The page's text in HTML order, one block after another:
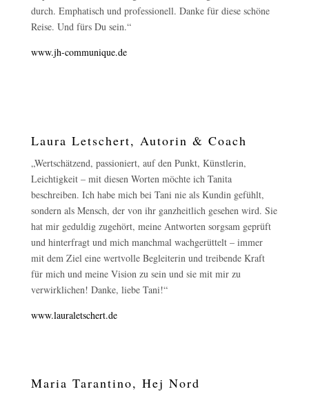
durch. Emphatisch und professionell. Danke für diese schöne
Reise. Und fürs Du sein.“
www.jh-communique.de
Laura Letschert, Autorin & Coach
„Wertschätzend, passioniert, auf den Punkt, Künstlerin,
Leichtigkeit – mit diesen Worten möchte ich Tanita
beschreiben. Ich habe mich bei Tani nie als Kundin gefühlt,
sondern als Mensch, der von ihr ganzheitlich gesehen wird. Sie
hat mir geduldig zugehört, meine Antworten sorgsam geprüft
und hinterfragt und mich manchmal wachgerüttelt – immer
mit dem Ziel eine wertvolle Begleiterin und treibende Kraft
für mich und meine Vision zu sein und sie mit mir zu
verwirklichen! Danke, liebe Tani!“
www.lauraletschert.de
Maria Tarantino, Hej Nord